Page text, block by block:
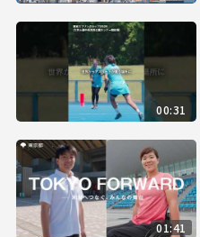
00:31
01:41